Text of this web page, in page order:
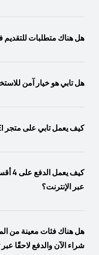
هل هناك متطلبات للتقديم
هل تابي هو خيار آمن
كيف يعمل تابي على متجر HUAWEI عبر الإنترنت؟
عبر الإنترنت؟
هل هناك فئات معينة من
شراء الآن والدفع لاحقًا عبر